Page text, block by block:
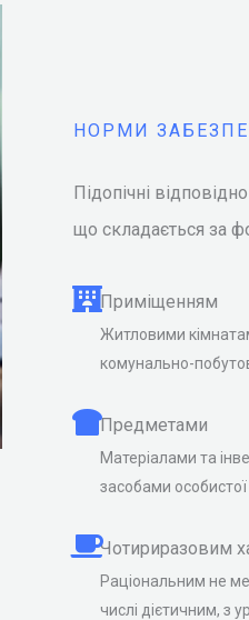
НОРМИ
Підопічні
що складається за
Приміщенням
Житловими
комунально-
Предметами
Матеріалами та
засобами особистої
Чотириразовим
Раціональним не
числі дієтичним, з